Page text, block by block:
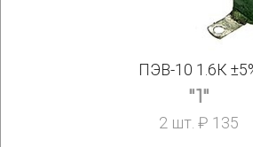
ПЭВ-10 1.6К
"1"
2 шт. ₽ 135